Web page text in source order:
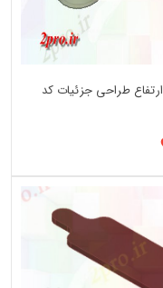
دانلود تری دی غرور بالای صفحه نمایش نور D ارتفاع طراحی جزئیات کد